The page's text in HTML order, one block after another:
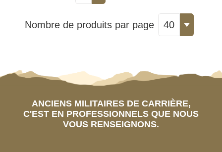
Nombre de produits par page 40
ANCIENS MILITAIRES DE CARRIÈRE,
C'EST EN PROFESSIONNELS QUE NOUS
VOUS RENSEIGNONS.